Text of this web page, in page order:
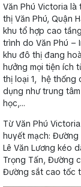
Văn Phú Victoria
thị Văn Phú, Quận
khu tổ hợp cao
trình do Văn Phú –
khu đô thị đang
hưởng mọi tiện ích
thị loại 1, hệ thống
dụng như trung
học,…
Từ Văn Phú
huyết mạch: Đường
Lê Văn Lương kéo
Trọng Tấn, Đường
Đường sắt cao tốc